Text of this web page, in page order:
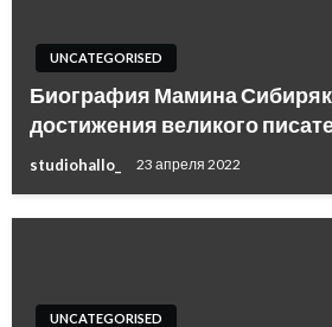
UNCATEGORISED
Биография Мамина
достижения великого
studiohallo_ 23 апреля 2022
UNCATEGORISED